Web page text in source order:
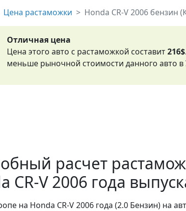
Цена растаможки Honda CR-V 2006 бензин
Отличная цена
Цена этого авто с растаможкой составит216$
меньше рыночной стоимости данного авто в
расчет
CR-V 2006 года
на Honda CR-V 2006 года (2.0 Бензин) на